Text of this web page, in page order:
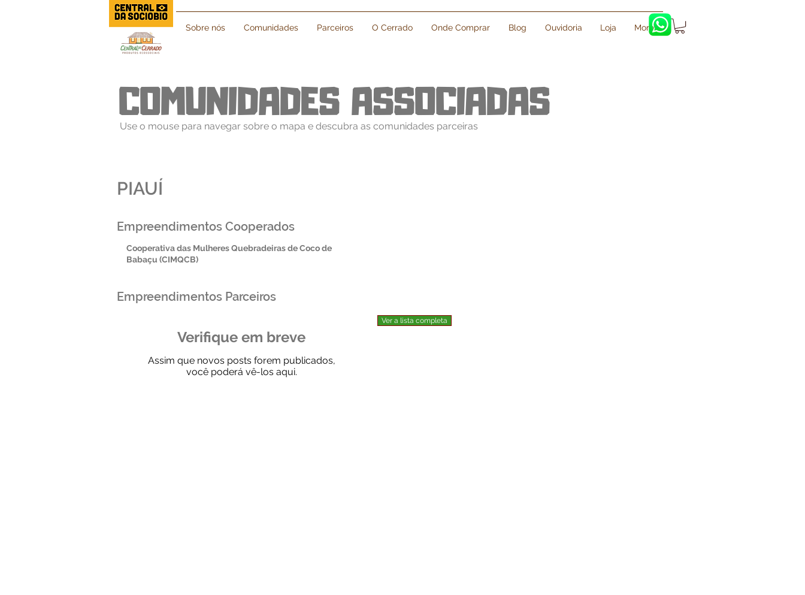
Sobre nós Comunidades Parceiros O Cerrado Onde Comprar Blog Ouvidoria Loja More
PIAUÍ
Use o mouse para navegar sobre o mapa e descubra as comunidades parceiras
COMUNIDADES ASSOCIADAS
Empreendimentos Cooperados
Cooperativa das Mulheres Quebradeiras de Coco de
Babaçu (CIMQCB)
Empreendimentos Parceiros
Verifique em breve
Assim que novos posts forem publicados,
você poderá vê-los aqui.
Ver a lista completa